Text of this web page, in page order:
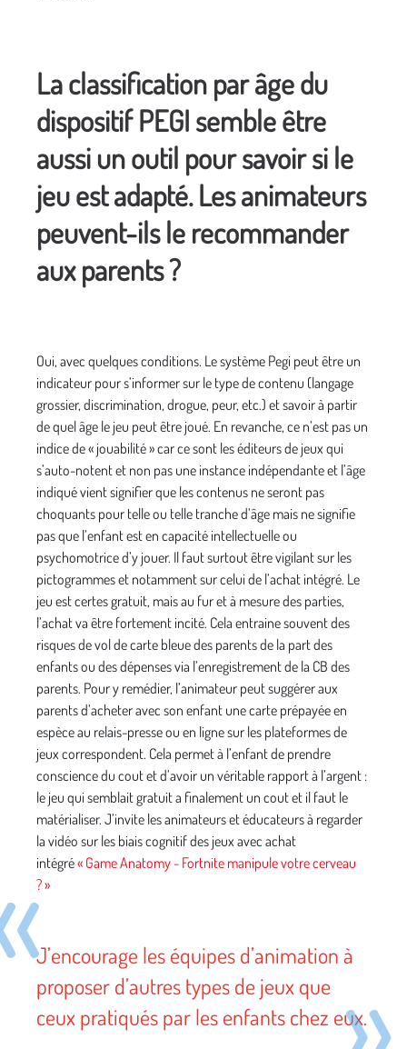
La classification par âge du
dispositif PEGI semble être
aussi un outil pour savoir si le
jeu est adapté. Les animateurs
peuvent-ils le recommander
aux parents ?
Oui, avec quelques conditions. Le système Pegi peut être un
indicateur pour s’informer sur le type de contenu (langage
grossier, discrimination, drogue, peur, etc.) et savoir à partir
de quel âge le jeu peut être joué. En revanche, ce n’est pas un
indice de « jouabilité » car ce sont les éditeurs de jeux qui
s’auto-notent et non pas une instance indépendante et l’âge
indiqué vient signifier que les contenus ne seront pas
choquants pour telle ou telle tranche d’âge mais ne signifie
pas que l’enfant est en capacité intellectuelle ou
psychomotrice d’y jouer. Il faut surtout être vigilant sur les
pictogrammes et notamment sur celui de l’achat intégré. Le
jeu est certes gratuit, mais au fur et à mesure des parties,
l’achat va être fortement incité. Cela entraine souvent des
risques de vol de carte bleue des parents de la part des
enfants ou des dépenses via l’enregistrement de la CB des
parents. Pour y remédier, l’animateur peut suggérer aux
parents d’acheter avec son enfant une carte prépayée en
espèce au relais-presse ou en ligne sur les plateformes de
jeux correspondent. Cela permet à l’enfant de prendre
conscience du cout et d’avoir un véritable rapport à l’argent :
le jeu qui semblait gratuit a finalement un cout et il faut le
matérialiser. J’invite les animateurs et éducateurs à regarder
la vidéo sur les biais cognitif des jeux avec achat
intégré« Game Anatomy - Fortnite manipule votre cerveau
? »
J’encourage les équipes d’animation à
proposer d’autres types de jeux que
ceux pratiqués par les enfants chez eux.